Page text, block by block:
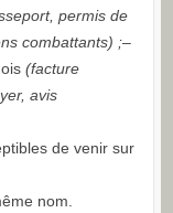
permis de
combattants) ;–
(facture
avis
de venir sur
nom.